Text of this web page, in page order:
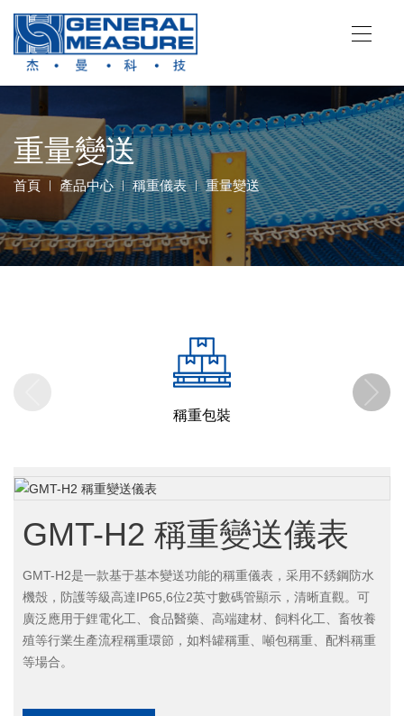
重量變送
首頁 產品中心 稱重儀表 重量變送
稱重包裝
GMT-H2 稱重變送儀表
GMT-H2是一款基于基本變送功能的稱重儀表，采用不銹鋼防水
機殼，防護等級高達IP65,6位2英寸數碼管顯示，清晰直觀。可
廣泛應用于鋰電化工、食品醫藥、高端建材、飼料化工、畜牧養
殖等行業生產流程稱重環節，如料罐稱重、噸包稱重、配料稱重
等場合。